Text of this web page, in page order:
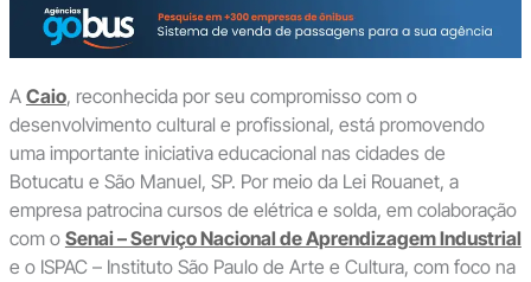
A Caio, reconhecida por seu compromisso com o
desenvolvimento cultural e profissional, está promovendo
uma importante iniciativa educacional nas cidades de
Botucatu e São Manuel, SP. Por meio da Lei Rouanet, a
empresa patrocina cursos de elétrica e solda, em colaboração
com o Senai – Serviço Nacional de Aprendizagem Industrial
e o ISPAC – Instituto São Paulo de Arte e Cultura, com foco na